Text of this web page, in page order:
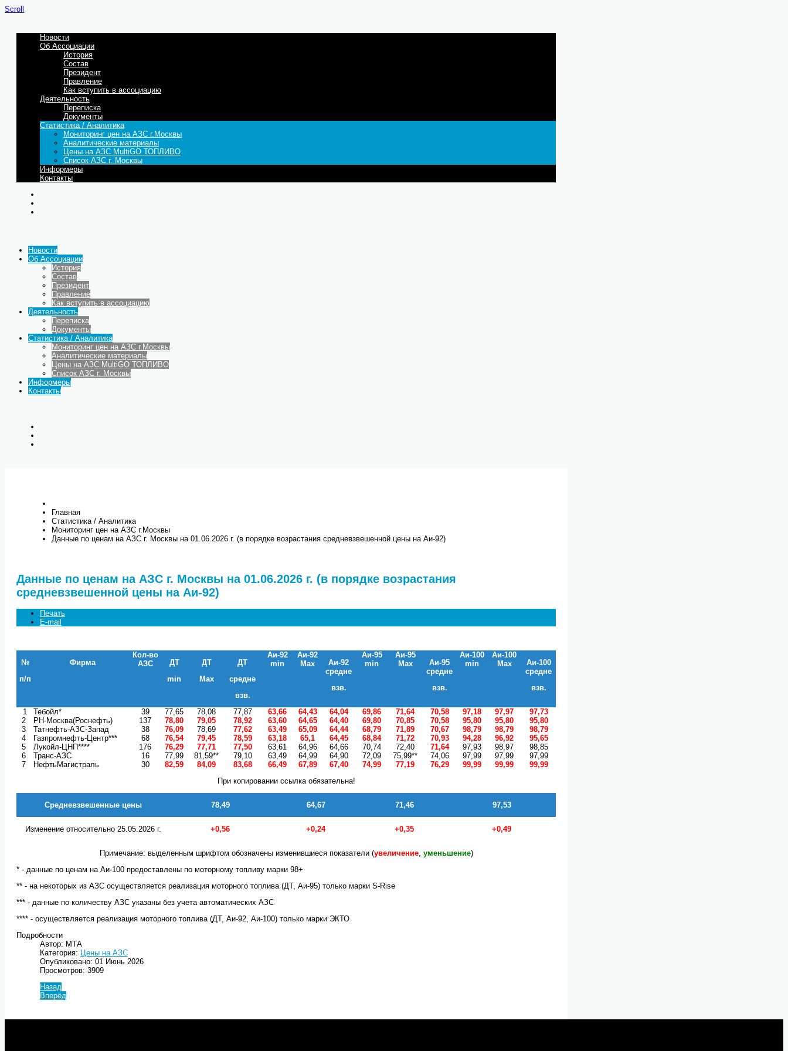
Scroll
Новости
Об Ассоциации
История
Состав
Президент
Правление
Как вступить в ассоциацию
Деятельность
Переписка
Документы
Статистика / Аналитика
Мониторинг цен на АЗС г.Москвы
Аналитические материалы
Цены на АЗС MultiGO ТОПЛИВО
Список АЗС г. Москвы
Информеры
Контакты
Новости
Об Ассоциации
История
Состав
Президент
Правление
Как вступить в ассоциацию
Деятельность
Переписка
Документы
Статистика / Аналитика
Мониторинг цен на АЗС г.Москвы
Аналитические материалы
Цены на АЗС MultiGO ТОПЛИВО
Список АЗС г. Москвы
Информеры
Контакты
Главная
Статистика / Аналитика
Мониторинг цен на АЗС г.Москвы
Данные по ценам на АЗС г. Москвы на 01.06.2026 г. (в порядке возрастания средневзвешенной цены на Аи-92)
Данные по ценам на АЗС г. Москвы на 01.06.2026 г. (в порядке возрастания
средневзвешенной цены на Аи-92)
Печать
E-mail
№
п/п
Фирма
Кол-во
АЗС
ДТ
min
ДТ
Max
ДТ
средне
взв.
Аи-92
min
Аи-92
Max
Аи-92
средне
взв.
Аи-95
min
Аи-95
Max
Аи-95
средне
взв.
Аи-100
min
Аи-100
Max
Аи-100
средне
взв.
1 Тебойл* 39 77,65 78,08 77,87 63,66 64,43 64,04 69,86 71,64 70,58 97,18 97,97
97,73
2
РН-Москва(Роснефть) 137 78,80 79,05 78,92 63,60 64,65 64,40 69,80 70,85 70,58 95,80 95,80
95,80
3
Татнефть-АЗС-Запад 38 76,09 78,69 77,62 63,49 65,09 64,44 68,79 71,89 70,67 98,79 98,79
98,79
4
Газпромнефть-Центр*** 68 76,54 79,45 78,59 63,18 65,1 64,45 68,84 71,72 70,93 94,28 96,92
95,65
5
Лукойл-ЦНП**** 176 76,29 77,71 77,50 63,61 64,96 64,66 70,74 72,40 71,64 97,93 98,97
98,85
6
Транс-АЗС 16 77,99 81,59** 79,10 63,49 64,99 64,90 72,09 75,99** 74,06 97,99 97,99
97,99
7
НефтьМагистраль 30 82,59 84,09 83,68 66,49 67,89 67,40 74,99 77,19 76,29 99,99 99,99
99,99
При копировании ссылка обязательна!
Средневзвешенные цены 78,49 64,67 71,46 97,53
Изменение относительно 25.05.2026 г. +0,56 +0,24 +0,35 +0,49
Примечание: выделенным шрифтом обозначены изменившиеся показатели (увеличение, уменьшение)
* - данные по ценам на Аи-100 предоставлены по моторному топливу марки 98+
** - на некоторых из АЗС осуществляется реализация моторного топлива (ДТ, Аи-95) только марки S-Rise
*** - данные по количеству АЗС указаны без учета автоматических АЗС
**** - осуществляется реализация моторного топлива (ДТ, Аи-92, Аи-100) только марки ЭКТО
Подробности
Автор: МТА
Категория:
Цены на АЗС
Опубликовано: 01 Июнь 2026
Просмотров: 3909
Назад
Вперёд